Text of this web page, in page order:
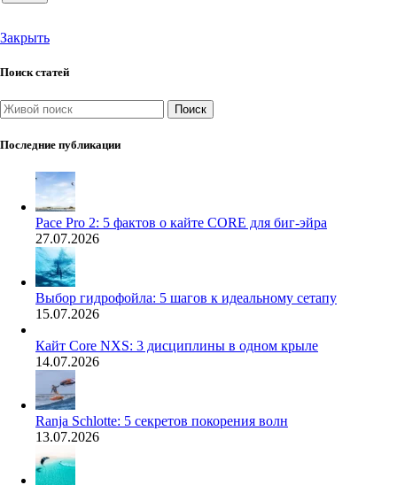
Закрыть
Поиск статей
Поиск
Последние публикации
Pace Pro 2: 5 фактов о кайте CORE для биг-эйра
27.07.2026
Выбор гидрофойла: 5 шагов к идеальному сетапу
15.07.2026
Кайт Core NXS: 3 дисциплины в одном крыле
14.07.2026
Ranja Schlotte: 5 секретов покорения волн
13.07.2026